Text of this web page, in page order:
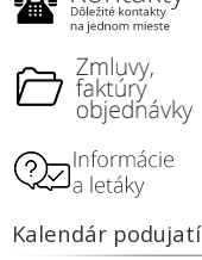
Kalendár podujatí